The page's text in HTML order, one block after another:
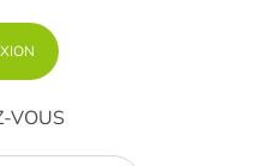
VOUS